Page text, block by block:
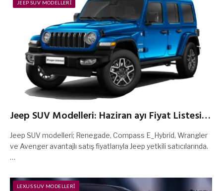
JEEP SUV MODELLERI
Jeep SUV Modelleri: Haziran ayı Fiyat Listesi
ve Kampanyaları 2026
Jeep SUV modelleri; Renegade, Compass E_Hybrid, Wrangler
ve Avenger avantajlı satış fiyatlarıyla Jeep yetkili satıcılarında.
…
LEXUS SUV MODELLERI